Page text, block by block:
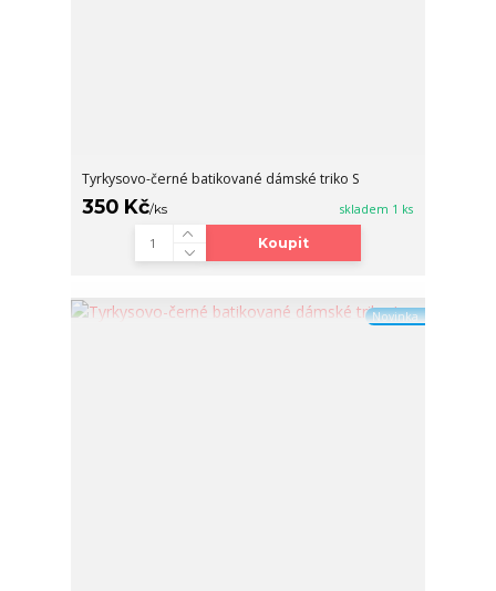
Tyrkysovo-černé batikované dámské triko S
350 Kč/ks skladem 1 ks
Koupit
Novinka